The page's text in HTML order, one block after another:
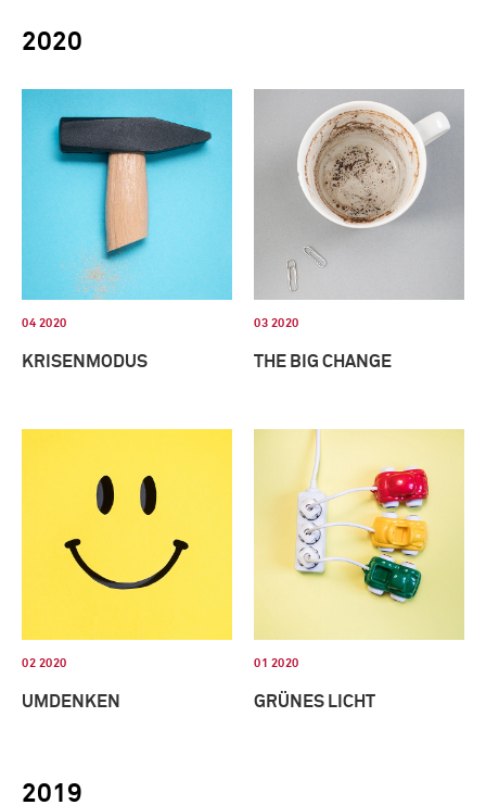
2020
04 2020
KRISENMODUS
03 2020
THE BIG CHANGE
02 2020
UMDENKEN
01 2020
GRÜNES LICHT
2019